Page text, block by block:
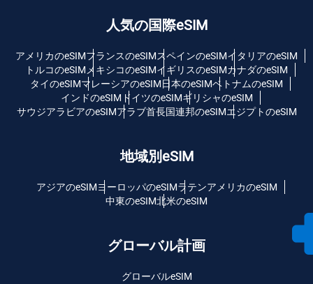
人気の国際eSIM
アメリカのeSIMフランスのeSIMスペインのeSIMイタリアのeSIM
トルコのeSIM メキシコのeSIMイギリスのeSIMカナダのeSIM
タイのeSIMマレーシアのeSIM日本のeSIMベトナムのeSIM
インドのeSIM ドイツのeSIMギリシャのeSIM
サウジアラビアのeSIMアラブ首長国連邦のeSIMエジプトのeSIM
地域別eSIM
アジアのeSIMヨーロッパのeSIMラテンアメリカのeSIM
中東のeSIM北米のeSIM
グローバル計画
グローバルeSIM